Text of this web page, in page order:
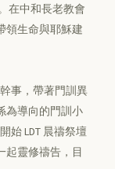
在中和長老教會
領生命與耶穌建
事，帶著門訓異
為導向的門訓小
始 LDT 晨禱祭壇
起靈修禱告，目